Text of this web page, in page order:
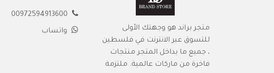
متجر براند هو وجهتك الأولى
للتسوق عبر الانترنت في فلسطين
، جميع ما بداخل المتجر منتجات
فاخرة من ماركات عالمية. ملتزمة
واتساب